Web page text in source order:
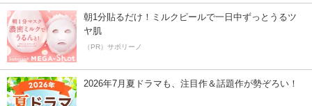
朝1分貼るだけ！ミルクピールで一日中ずっとうるツ
ヤ肌
（PR）サボリーノ
2026年7月夏ドラマも、注目作＆話題作が勢ぞろい！